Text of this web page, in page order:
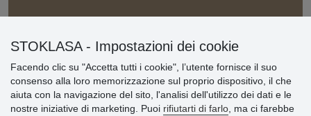
» Impostazioni dei cookie
» Termini & Condizioni
» Informativa sulla Privacy
» Consegna e pagamento
» Garanzia e resi
STOKLASA - Impostazioni dei cookie
Facendo clic su "Accetta tutti i cookie", l’utente fornisce il suo
consenso alla loro memorizzazione sul proprio dispositivo, il che
aiuta con la navigazione del sito, l'analisi dell'utilizzo dei dati e le
nostre iniziative di marketing. Puoi rifiutarti di farlo , ma ci farebbe